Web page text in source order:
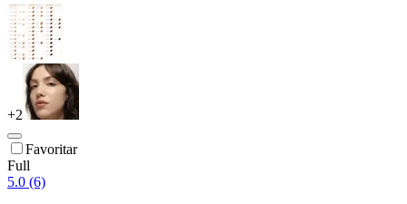
+2
Favoritar
Full
5.0 (6)